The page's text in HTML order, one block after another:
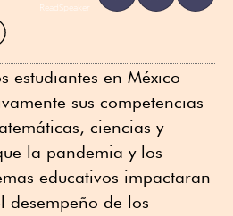
ReadSpeaker
estudiantes en México
sus competencias
ciencias y
la pandemia y los
educativos impactaran
desempeño de los